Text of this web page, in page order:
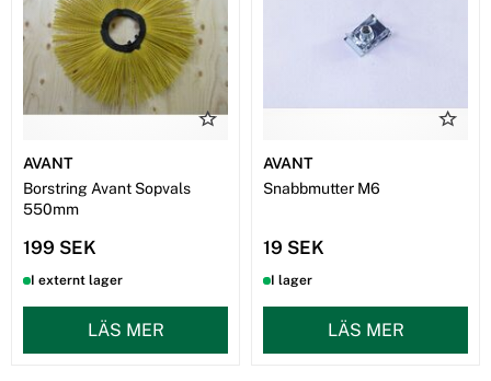
AVANT
Borstring Avant Sopvals
550mm
199 SEK
I externt lager
LÄS MER
AVANT
Snabbmutter M6
19 SEK
I lager
LÄS MER